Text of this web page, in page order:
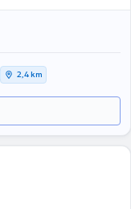
2,4 km